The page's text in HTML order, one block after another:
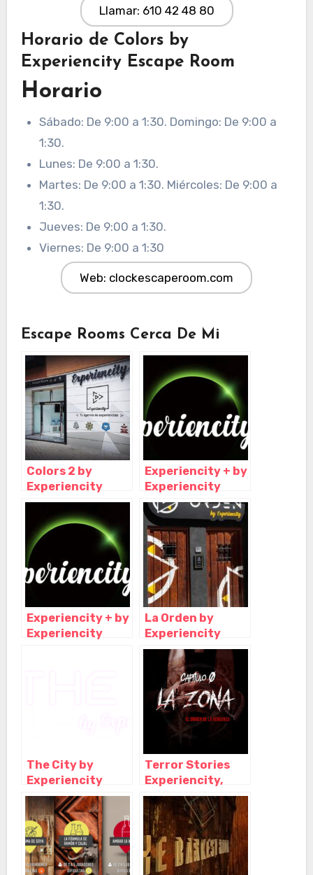
Llamar: 610 42 48 80
Horario de Colors by
Experiencity Escape Room
Horario
Sábado: De 9:00 a 1:30. Domingo: De 9:00 a
1:30.
Lunes: De 9:00 a 1:30.
Martes: De 9:00 a 1:30. Miércoles: De 9:00 a
1:30.
Jueves: De 9:00 a 1:30.
Viernes: De 9:00 a 1:30
Web: clockescaperoom.com
Escape Rooms Cerca De Mi
Colors 2 by
Experiencity
Escape Room,
Madrid – Madrid
Experiencity + by
Experiencity
Escape Room,
Tres Cantos –
Madrid
Experiencity + by
Experiencity
La Orden by
Experiencity
Escape Room,
Madrid – Madrid
The City by
Experiencity
Escape Room,
Madrid – Madrid
Terror Stories
Experiencity,
Madrid – Madrid